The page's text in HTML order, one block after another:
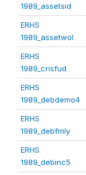
1989_assetsid
ERHS
1989_assetwol
ERHS
1989_crisfud
ERHS
1989_debdemo4
ERHS
1989_debfmly
ERHS
1989_debinc5